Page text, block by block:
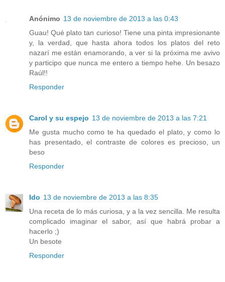
Anónimo 13 de noviembre de 2013 a las 0:43
Guau! Qué plato tan curioso! Tiene una pinta impresionante
y, la verdad, que hasta ahora todos los platos del reto
nazarí me están enamorando, a ver si la próxima me avivo
y participo que nunca me entero a tiempo hehe. Un besazo
Raúl!!
Responder
Carol y su espejo 13 de noviembre de 2013 a las 7:21
Me gusta mucho como te ha quedado el plato, y como lo
has presentado, el contraste de colores es precioso, un
beso
Responder
Ido 13 de noviembre de 2013 a las 8:35
Una receta de lo más curiosa, y a la vez sencilla. Me resulta
complicado imaginar el sabor, así que habrá probar a
hacerlo ;)
Un besote
Responder